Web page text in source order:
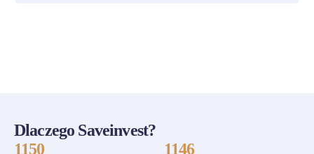
Dlaczego Saveinvest?
1150
1146